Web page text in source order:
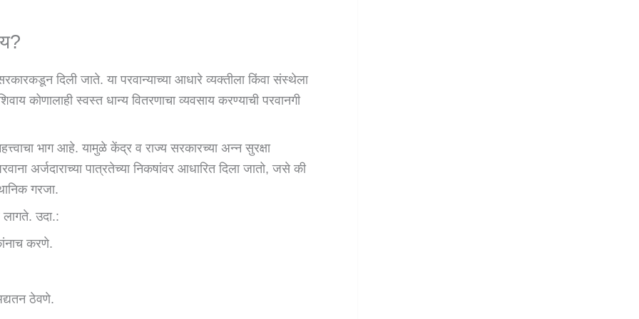
दिली जाते. या परवान्याच्या आधारे व्यक्तीला किंवा संस्थेला
कोणालाही स्वस्त धान्य वितरणाचा व्यवसाय करण्याची परवानगी
भाग आहे. यामुळे केंद्र व राज्य सरकारच्या अन्न सुरक्षा
अर्जदाराच्या पात्रतेच्या निकषांवर आधारित दिला जातो, जसे की
गरजा.
लागते. उदा.:
करणे.
ठेवणे.